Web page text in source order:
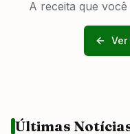
A receita que
Últimas